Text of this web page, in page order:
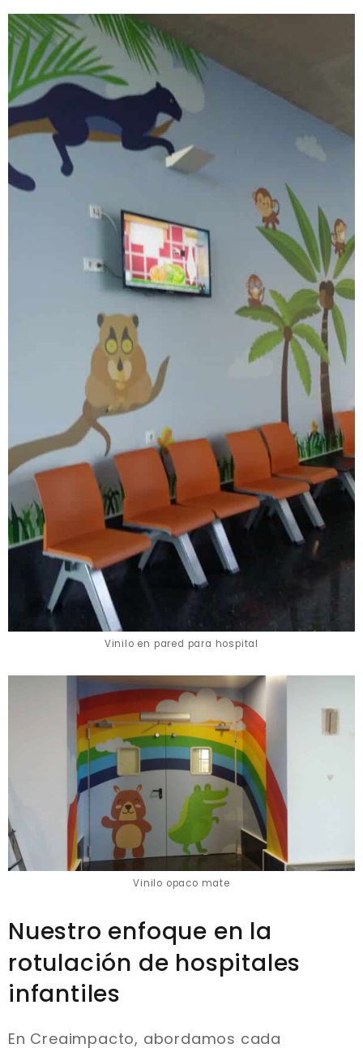
Vinilo en pared para hospital
Vinilo opaco mate
Nuestro enfoque en la
rotulación de hospitales
infantiles
En Creaimpacto, abordamos cada